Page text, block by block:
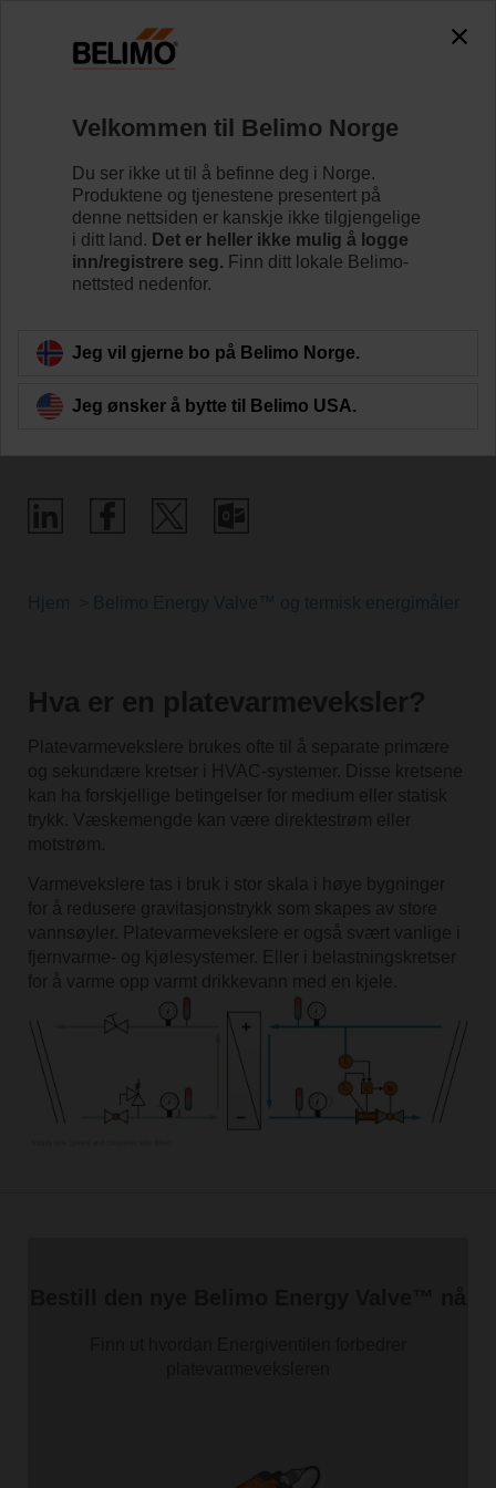
Platevarmeveksler
Hva er en platevarmeveksler?
Platevarmevekslere brukes ofte til å separate primære
og sekundære kretser i HVAC-systemer. Disse kretsene
kan ha forskjellige betingelser for medium eller statisk
trykk. Væskemengde kan være direktestrøm eller
motstrøm.
Varmevekslere tas i bruk i stor skala i høye bygninger
for å redusere gravitasjonstrykk som skapes av store
vannsøyler. Platevarmevekslere er også svært vanlige i
fjernvarme- og kjølesystemer. Eller i belastningskretser
for å varme opp varmt drikkevann med en kjele.
Velkommen til Belimo Norge
Du ser ikke ut til å befinne deg i Norge.
Produktene og tjenestene presentert på
denne nettsiden er kanskje ikke tilgjengelige
i ditt land. Det er heller ikke mulig å logge
inn/registrere seg. Finn ditt lokale Belimo-
nettsted nedenfor.
Jeg vil gjerne bo på Belimo Norge.
Jeg ønsker å bytte til Belimo USA.